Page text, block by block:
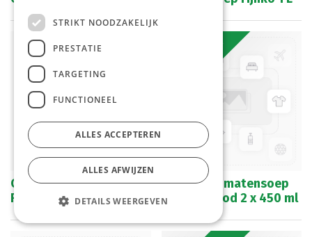
Chinese Tomaten Soep
Fijnko 1 kg
Bestelartikel
Chinese Tomatensoep
De Jong Food 2 x 450 ml
STRIKT NOODZAKELIJK
PRESTATIE
TARGETING
FUNCTIONEEL
ALLES ACCEPTEREN
ALLES AFWIJZEN
DETAILS WEERGEVEN